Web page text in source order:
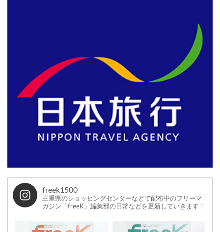
freek1500
三重県のショッピングセンターなどで配布中のフリーマ
ガジン「freeK」編集部の日常などを更新していきます！